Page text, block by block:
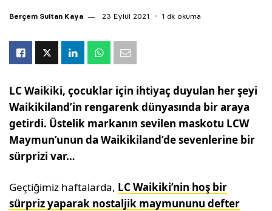
Berçem Sultan Kaya 23 Eylül 2021 1 dk okuma
LC Waikiki, çocuklar için ihtiyaç duyulan her şeyi
Waikikiland’in rengarenk dünyasında bir araya
getirdi. Üstelik markanın sevilen maskotu LCW
Maymun’unun da Waikikiland’de sevenlerine bir
sürprizi var…
Geçtiğimiz haftalarda, LC Waikiki’nin hoş bir
sürpriz yaparak nostaljik maymununu defter